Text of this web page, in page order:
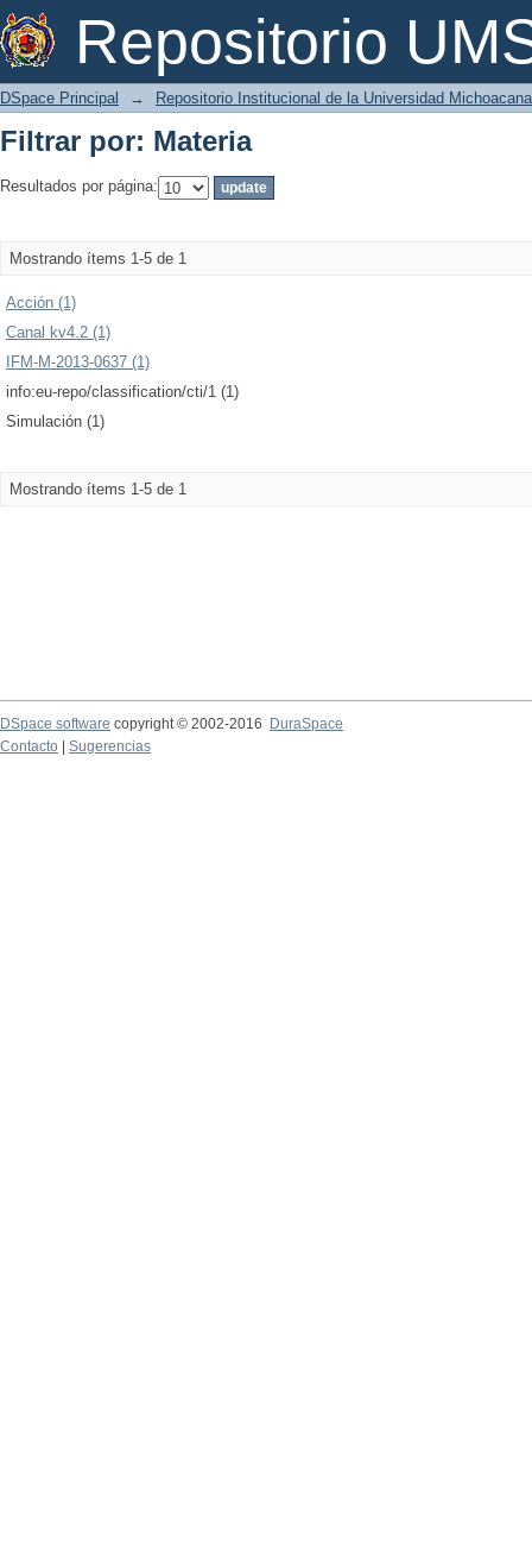
Repositorio
Filtrar por: Materia
DSpace Principal → Repositorio Institucional de la Universidad
Filtrar por: Materia
Resultados por página:
Mostrando ítems 1-5 de 1
Acción (1)
Canal kv4.2 (1)
IFM-M-2013-0637 (1)
info:eu-repo/classification/cti/1 (1)
Simulación (1)
Mostrando ítems 1-5 de 1
DSpace software copyright © 2002-2016
DuraSpace
Contacto
Sugerencias